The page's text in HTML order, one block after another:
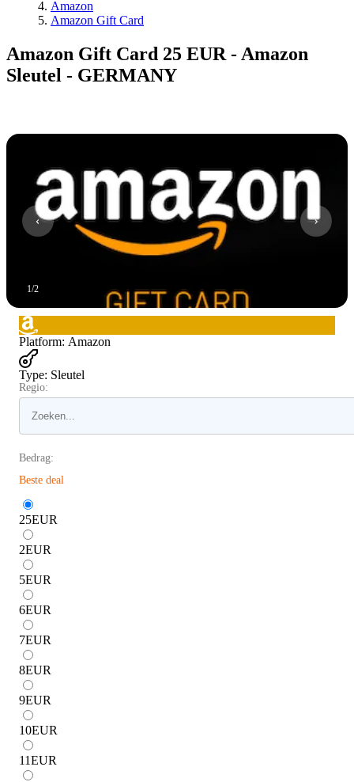
Amazon
Amazon Gift Card
Amazon Gift Card 25 EUR - Amazon
Sleutel - GERMANY
1/2
Platform: Amazon
Type: Sleutel
Regio:
Bedrag:
Beste deal
25EUR
2EUR
5EUR
6EUR
7EUR
8EUR
9EUR
10EUR
11EUR